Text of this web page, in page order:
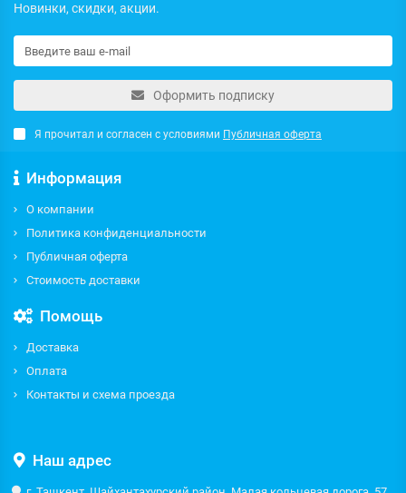
Новинки, скидки, акции.
Оформить подписку
Я прочитал и согласен с условиями Публичная оферта
Информация
О компании
Политика конфиденциальности
Публичная оферта
Стоимость доставки
Помощь
Доставка
Оплата
Контакты и схема проезда
Наш адрес